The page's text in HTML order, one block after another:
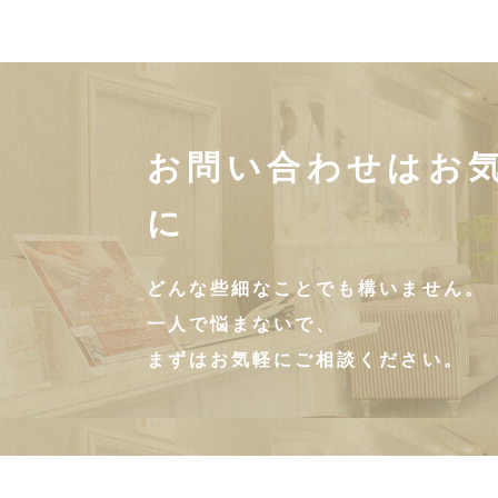
お問い合わせはお
に
どんな些細なことでも構いません。
一人で悩まないで、
まずはお気軽にご相談ください。